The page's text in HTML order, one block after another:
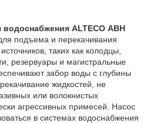
водоснабжения ALTECO АВН
подъема и перекачивания
таких как колодцы,
резервуары и магистральные
забор воды с глубины
жидкостей, не
или волокнистых
агрессивных примесей. Насос
в системах водоснабжения